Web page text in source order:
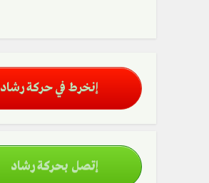
إنخرط في حركة رشاد
إتصل بحركة رشاد